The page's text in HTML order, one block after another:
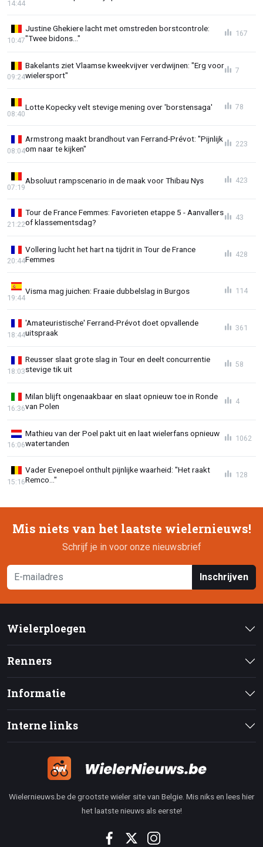
14:44
Justine Ghekiere lacht met omstreden borstcontrole:
"Twee bidons..."
10:47
167
Bakelants ziet Vlaamse kweekvijver verdwijnen: "Erg voor
wielersport"
09:24
7
Lotte Kopecky velt stevige mening over 'borstensaga'
08:40
78
Armstrong maakt brandhout van Ferrand-Prévot: "Pijnlijk
om naar te kijken"
08:04
223
Absoluut rampscenario in de maak voor Thibau Nys
07:19
423
Tour de France Femmes: Favorieten etappe 5 - Aanvallers
of klassementsdag?
21:22
43
Vollering lucht het hart na tijdrit in Tour de France
Femmes
20:44
428
Visma mag juichen: Fraaie dubbelslag in Burgos
19:44
114
'Amateuristische' Ferrand-Prévot doet opvallende
uitspraak
18:44
361
Reusser slaat grote slag in Tour en deelt concurrentie
stevige tik uit
18:03
58
Milan blijft ongenaakbaar en slaat opnieuw toe in Ronde
van Polen
16:36
4
Mathieu van der Poel pakt uit en laat wielerfans opnieuw
watertanden
16:06
1062
Vader Evenepoel onthult pijnlijke waarheid: "Het raakt
Remco..."
15:16
128
Mis niets van het laatste wielernieuws!
Schrijf je in voor onze nieuwsbrief
Inschrijven
Wielerploegen
Renners
Informatie
Interne links
Wielernieuws.be de grootste wieler site van Belgie. Mis niks en lees hier
het laatste nieuws als eerste!